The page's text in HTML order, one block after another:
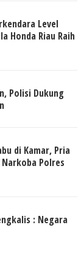
Level
Honda Riau Raih
Polisi Dukung
di Kamar, Pria
Polres
: Negara